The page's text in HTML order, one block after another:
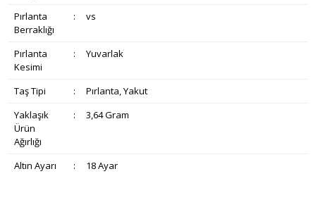
Pırlanta
Berraklığı
: vs
Pırlanta
Kesimi
: Yuvarlak
Taş Tipi :
Pırlanta, Yakut
Yaklaşık
Ürün
Ağırlığı
: 3,64 Gram
Altın Ayarı : 18 Ayar